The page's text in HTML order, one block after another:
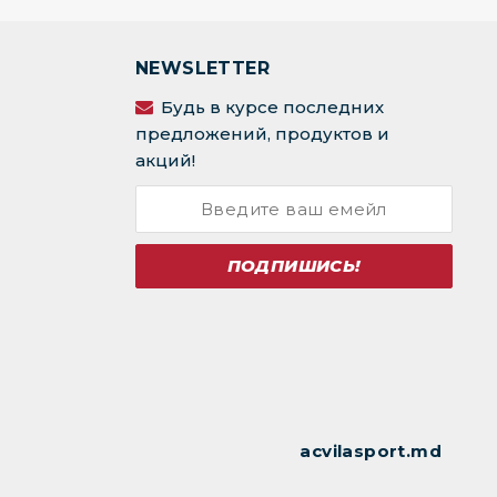
NEWSLETTER
Будь в курсе последних
предложений, продуктов и
акций!
ПОДПИШИСЬ!
acvilasport.md